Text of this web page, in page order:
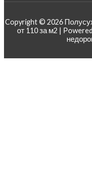
Copyright © 2026
от 110 за м2 |